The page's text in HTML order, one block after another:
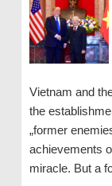
Vietnam and
the
„former
achievements
miracle. But a